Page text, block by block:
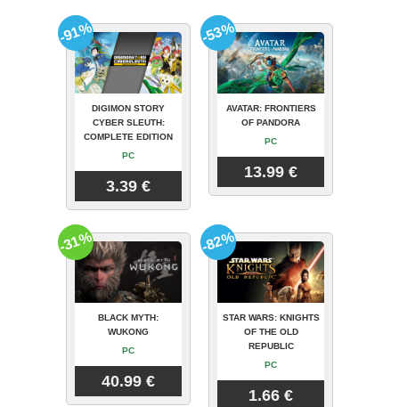
DIGIMON STORY
CYBER SLEUTH:
COMPLETE EDITION
PC
3.39 €
-91%
AVATAR: FRONTIERS
OF PANDORA
PC
13.99 €
-53%
BLACK MYTH:
WUKONG
PC
40.99 €
-31%
STAR WARS: KNIGHTS
OF THE OLD
REPUBLIC
PC
1.66 €
-82%